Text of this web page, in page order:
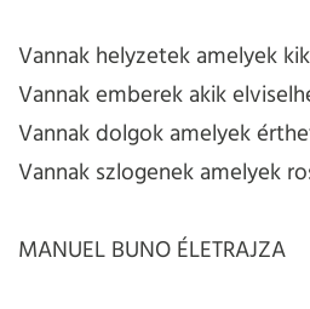
Vannak helyzetek amelyek
Vannak emberek akik
Vannak dolgok amelyek
Vannak szlogenek amelyek
MANUEL BUNO ÉLETRAJZA